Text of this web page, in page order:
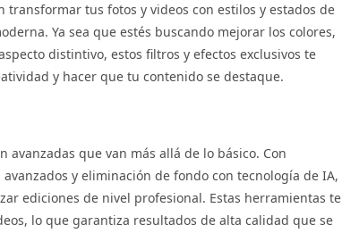
tus fotos y videos con estilos y estados de
Ya sea que estés buscando mejorar los colores,
distintivo, estos filtros y efectos exclusivos te
y hacer que tu contenido se destaque.
avanzadas que van más allá de lo básico. Con
y eliminación de fondo con tecnología de IA,
ediciones de nivel profesional. Estas herramientas te
lo que garantiza resultados de alta calidad que se